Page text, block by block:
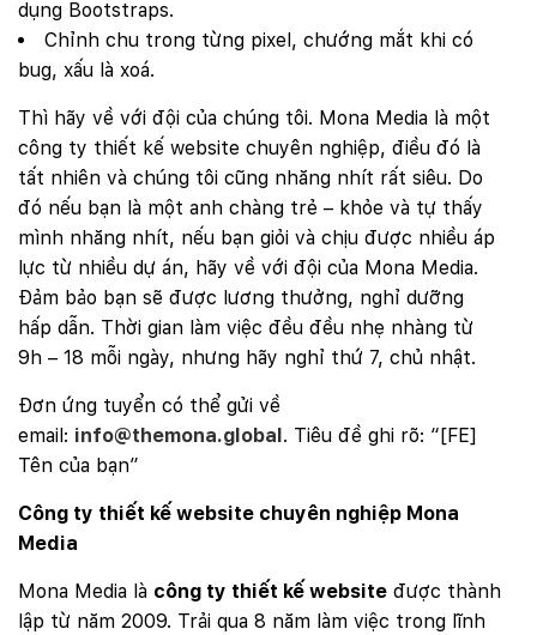
dụng Bootstraps.
Chỉnh chu trong từng pixel, chướng mắt khi có
bug, xấu là xoá.
Thì hãy về với đội của chúng tôi. Mona Media là một
công ty thiết kế website chuyên nghiệp, điều đó là
tất nhiên và chúng tôi cũng nhăng nhít rất siêu. Do
đó nếu bạn là một anh chàng trẻ – khỏe và tự thấy
mình nhăng nhít, nếu bạn giỏi và chịu được nhiều áp
lực từ nhiều dự án, hãy về với đội của Mona Media.
Đảm bảo bạn sẽ được lương thưởng, nghỉ dưỡng
hấp dẫn. Thời gian làm việc đều đều nhẹ nhàng từ
9h – 18 mỗi ngày, nhưng hãy nghỉ thứ 7, chủ nhật.
Đơn ứng tuyển có thể gửi về
email: info@themona.global . Tiêu đề ghi rõ: “[FE]
Tên của bạn”
Công ty thiết kế website chuyên nghiệp Mona
Media
Mona Media là công ty thiết kế website được thành
lập từ năm 2009. Trải qua 8 năm làm việc trong lĩnh